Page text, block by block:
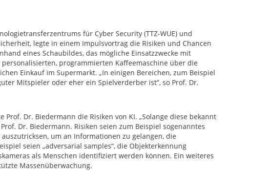
für Cyber Security (TTZ-WUE) und
legte in einem Impulsvortrag die Risiken und Chancen
eines Schaubildes, das mögliche Einsatzzwecke mit
programmierten Kaffeemaschine über die
Einkauf im Supermarkt. „In einigen Bereichen, zum Beispiel
Mitspieler oder eher ein Spielverderber ist“, so Prof. Dr.
Dr. Biedermann die Risiken von KI. „Solange diese bekannt
Dr. Biedermann. Risiken seien zum Beispiel sogenanntes
auszutricksen, um an Informationen zu gelangen, die
seien „adversarial samples“, die Objekterkennung
als Menschen identifiziert werden können. Ein weiteres
Massenüberwachung.